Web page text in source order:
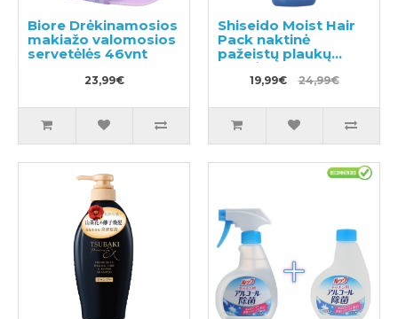
Biore Drėkinamosios
makiažo valomosios
servetėlės 46vnt
23,99€
Shiseido Moist Hair
Pack naktinė
pažeistų plaukų
kaukė 120g
19,99€ 24,99€